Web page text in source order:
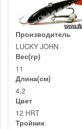
Производитель
LUCKY JOHN
Вес(гр)
11
Длина(см)
4,2
Цвет
12 HRT
Тройник